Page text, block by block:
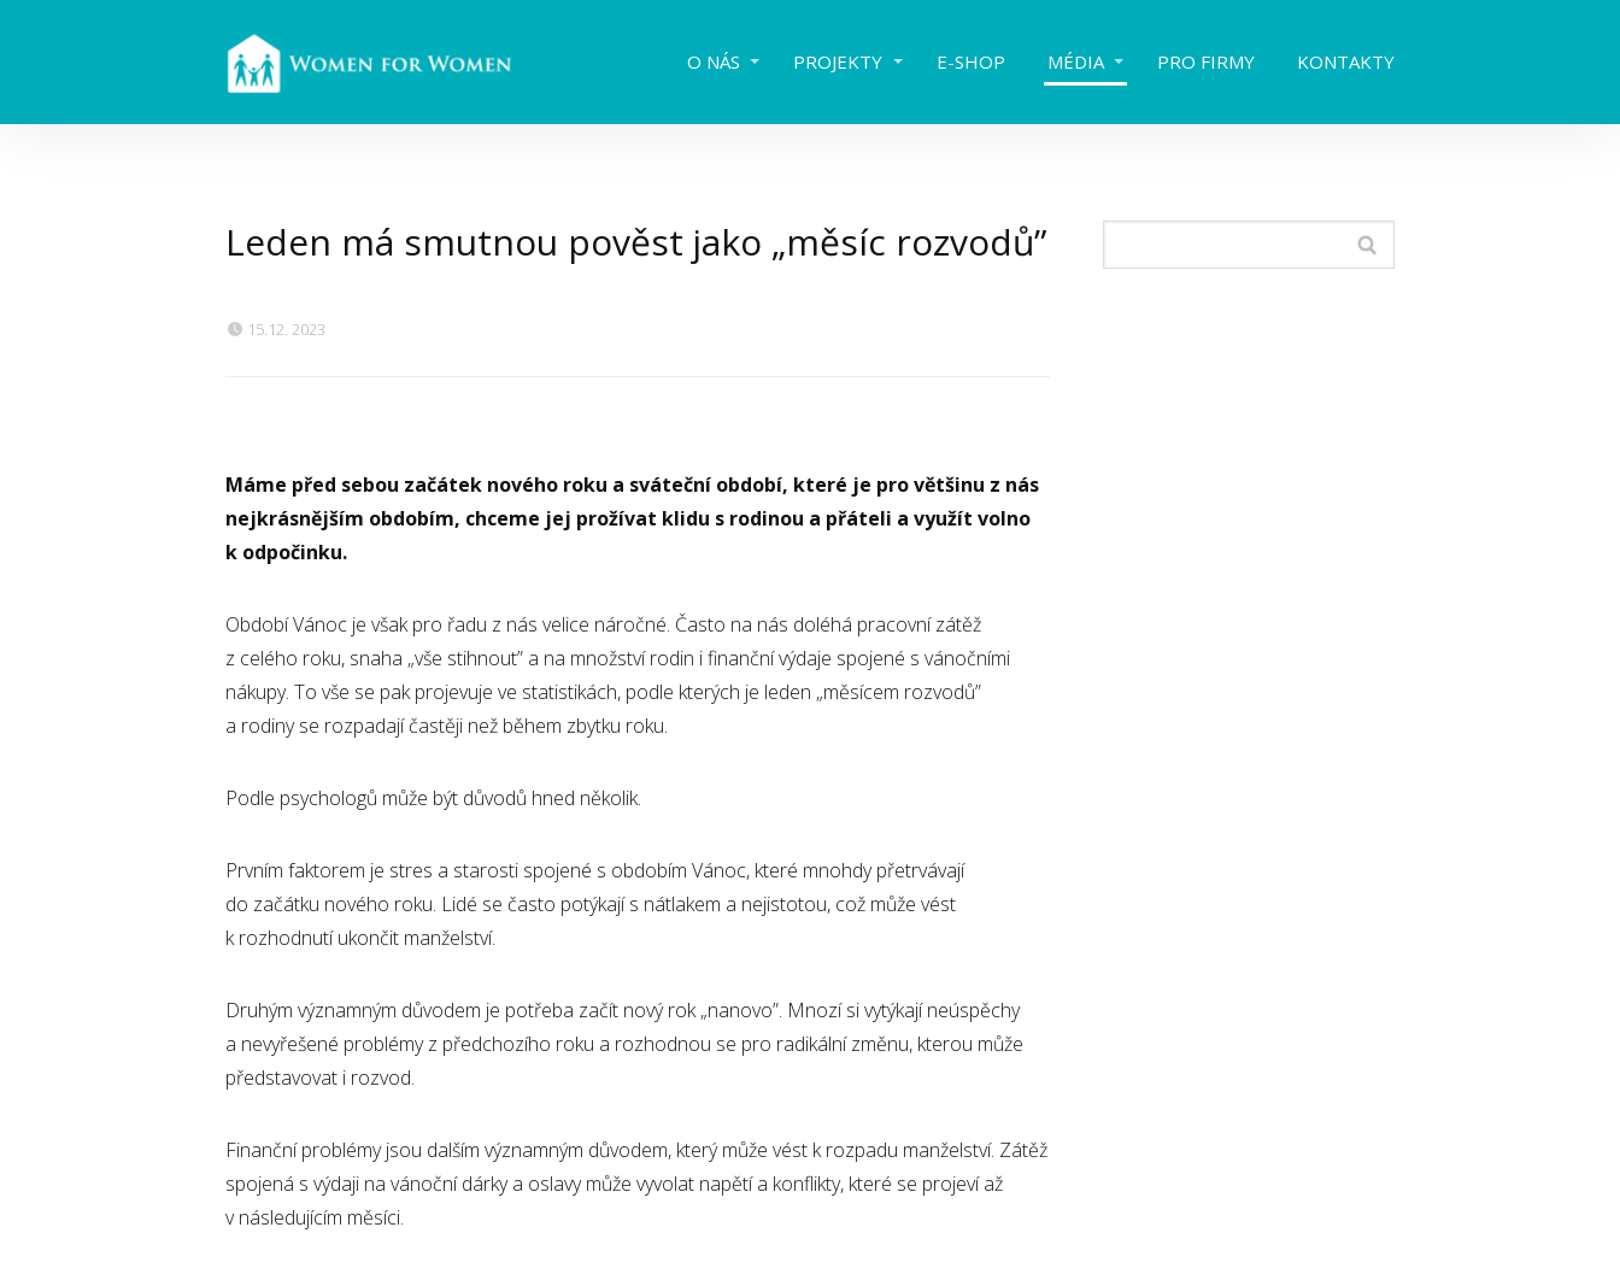
O NÁS PROJEKTY E-SHOP MÉDIA PRO FIRMY KONTAKTY
Leden má smutnou pověst jako „měsíc rozvodů”
15.12. 2023
Máme před sebou začátek nového roku a sváteční období, které je pro většinu z nás
nejkrásnějším obdobím, chceme jej prožívat klidu s rodinou a přáteli a využít volno
k odpočinku.
Období Vánoc je však pro řadu z nás velice náročné. Často na nás doléhá pracovní zátěž
z celého roku, snaha „vše stihnout” a na množství rodin i finanční výdaje spojené s vánočními
nákupy. To vše se pak projevuje ve statistikách, podle kterých je leden „měsícem rozvodů”
a rodiny se rozpadají častěji než během zbytku roku.
Podle psychologů může být důvodů hned několik.
Prvním faktorem je stres a starosti spojené s obdobím Vánoc, které mnohdy přetrvávají
do začátku nového roku. Lidé se často potýkají s nátlakem a nejistotou, což může vést
k rozhodnutí ukončit manželství.
Druhým významným důvodem je potřeba začít nový rok „nanovo”. Mnozí si vytýkají neúspěchy
a nevyřešené problémy z předchozího roku a rozhodnou se pro radikální změnu, kterou může
představovat i rozvod.
Finanční problémy jsou dalším významným důvodem, který může vést k rozpadu manželství. Zátěž
spojená s výdaji na vánoční dárky a oslavy může vyvolat napětí a konflikty, které se projeví až
v následujícím měsíci.